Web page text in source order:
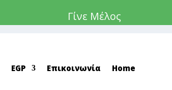
Γίνε Μέλος
EGP Επικοινωνία Home